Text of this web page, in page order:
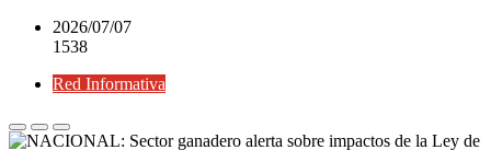
2026/07/07
1538
Red Informativa